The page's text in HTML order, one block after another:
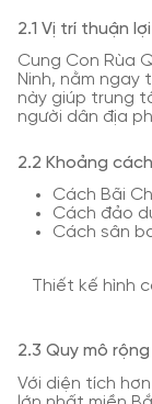
2.1 Vị trí thuận lợi
Cung Con Rùa
Ninh, nằm ngay
này giúp trung
người dân địa
2.2 Khoảng
Cách Bãi
Cách đảo
Cách sân
Thiết kế hình
2.3 Quy mô
Với diện tích